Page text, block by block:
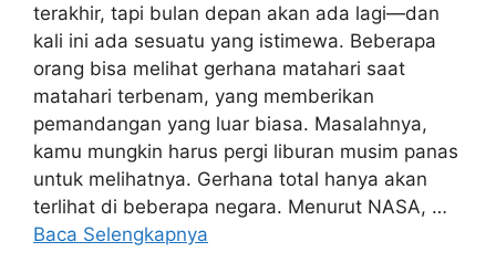
terakhir, tapi bulan depan akan ada lagi—dan
kali ini ada sesuatu yang istimewa. Beberapa
orang bisa melihat gerhana matahari saat
matahari terbenam, yang memberikan
pemandangan yang luar biasa. Masalahnya,
kamu mungkin harus pergi liburan musim panas
untuk melihatnya. Gerhana total hanya akan
terlihat di beberapa negara. Menurut NASA, …
Baca Selengkapnya